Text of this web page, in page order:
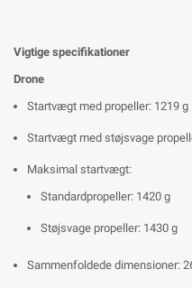
Vigtige specifikationer
Drone
Startvægt med propeller: 1219 g
Startvægt med støjsvage
Maksimal startvægt:
Standardpropeller: 1420 g
Støjsvage propeller: 1430 g
Sammenfoldede dimensioner: